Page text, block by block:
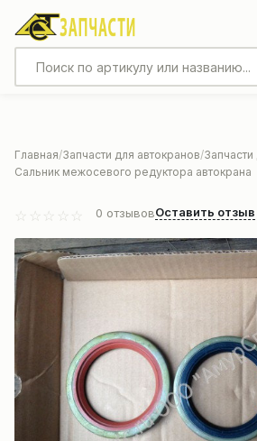
Главная Запчасти для автокранов
Сальник межосевого редуктора автокрана
0 отзывовОставить отзыв